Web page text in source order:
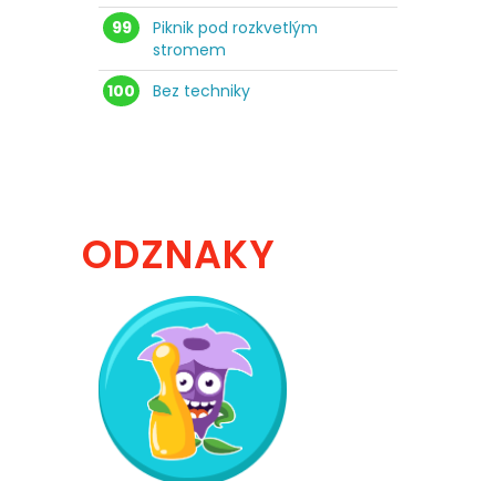
99
Piknik pod rozkvetlým
stromem
100
Bez techniky
ODZNAKY